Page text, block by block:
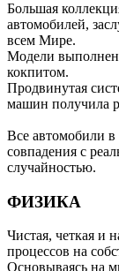
Большая
автомобилей,
всем Мире.
Модели
кокпитом.
Продвинутая
машин получила
Все автомобили
совпадения с
случайностью.
ФИЗИКА
Чистая, четкая и
процессов на
Основываясь на